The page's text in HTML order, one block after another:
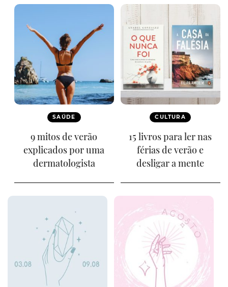
SAÚDE
9 mitos de verão
explicados por uma
dermatologista
CULTURA
15 livros para ler nas
férias de verão e
desligar a mente